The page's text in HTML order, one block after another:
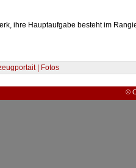
ihre Hauptaufgabe besteht im
| Fotos
©